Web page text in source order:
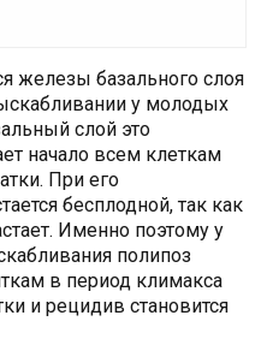
железы базального слоя
у молодых
слой это
начало всем клеткам
При его
бесплодной, так как
Именно поэтому у
полипоз
в период климакса
и рецидив становится